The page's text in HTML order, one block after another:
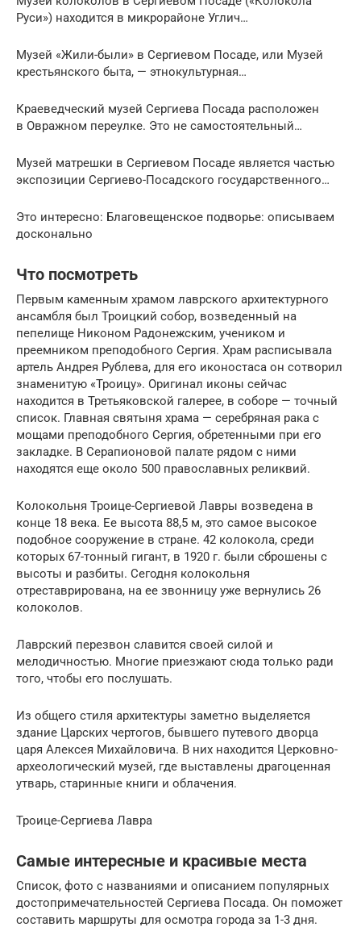
Руси») находится в микрорайоне Углич…
Музей «Жили-были» в Сергиевом Посаде, или Музей
крестьянского быта, — этнокультурная…
Краеведческий музей Сергиева Посада расположен
в Овражном переулке. Это не самостоятельный…
Музей матрешки в Сергиевом Посаде является частью
экспозиции Сергиево-Посадского государственного…
Это интересно: Благовещенское подворье: описываем
досконально
Что посмотреть
Первым каменным храмом лаврского архитектурного
ансамбля был Троицкий собор, возведенный на
пепелище Никоном Радонежским, учеником и
преемником преподобного Сергия. Храм расписывала
артель Андрея Рублева, для его иконостаса он сотворил
знаменитую «Троицу». Оригинал иконы сейчас
находится в Третьяковской галерее, в соборе — точный
список. Главная святыня храма — серебряная рака с
мощами преподобного Сергия, обретенными при его
закладке. В Серапионовой палате рядом с ними
находятся еще около 500 православных реликвий.
Колокольня Троице-Сергиевой Лавры возведена в
конце 18 века. Ее высота 88,5 м, это самое высокое
подобное сооружение в стране. 42 колокола, среди
которых 67-тонный гигант, в 1920 г. были сброшены с
высоты и разбиты. Сегодня колокольня
отреставрирована, на ее звонницу уже вернулись 26
колоколов.
Лаврский перезвон славится своей силой и
мелодичностью. Многие приезжают сюда только ради
того, чтобы его послушать.
Из общего стиля архитектуры заметно выделяется
здание Царских чертогов, бывшего путевого дворца
царя Алексея Михайловича. В них находится Церковно-
археологический музей, где выставлены драгоценная
утварь, старинные книги и облачения.
Троице-Сергиева Лавра
Самые интересные и красивые места
Список, фото с названиями и описанием популярных
достопримечательностей Сергиева Посада. Он поможет
составить маршруты для осмотра города за 1-3 дня.